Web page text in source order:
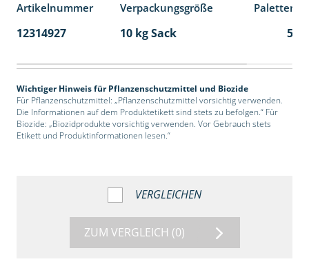
Artikelnummer Verpackungsgröße
12314927 10 kg Sack 55
Wichtiger Hinweis für Pflanzenschutzmittel und Biozide
Für Pflanzenschutzmittel: „Pflanzenschutzmittel vorsichtig verwenden.
Die Informationen auf dem Produktetikett sind stets zu befolgen.“ Für
Biozide: „Biozidprodukte vorsichtig verwenden. Vor Gebrauch stets
Etikett und Produktinformationen lesen.“
VERGLEICHEN
ZUM VERGLEICH (0)